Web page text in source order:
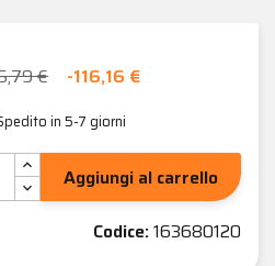
€ -116,16 €
in 5-7 giorni
Aggiungi al carrello
Codice:163680120